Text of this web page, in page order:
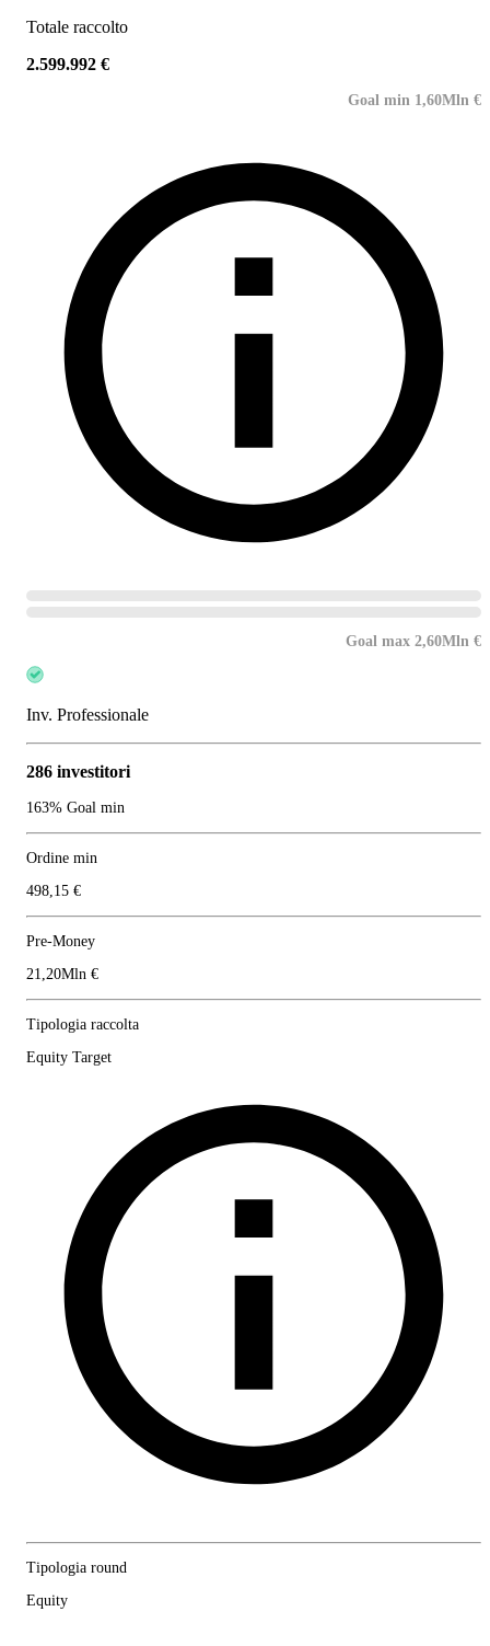
Totale raccolto
2.599.992 €
Goal min 1,60Mln €
Goal max 2,60Mln €
Inv. Professionale
286 investitori
163% Goal min
Ordine min
498,15 €
Pre-Money
21,20Mln €
Tipologia raccolta
Equity Target
Tipologia round
Equity